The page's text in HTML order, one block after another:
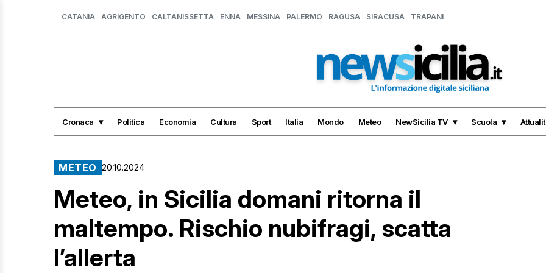
CATANIA AGRIGENTO CALTANISSETTA ENNA MESSINA PALERMO RAGUSA SIRACUSA TRAPANI
Cronaca Politica Economia Cultura Sport Italia Mondo Meteo NewSicilia TV Scuola
METEO 20.10.2024
Meteo, in Sicilia domani ritorna il
maltempo. Rischio nubifragi, scatta
l’allerta